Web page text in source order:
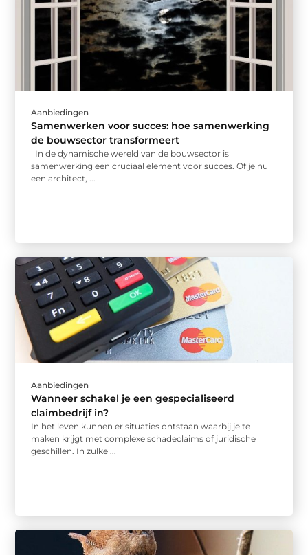
Aanbiedingen
Samenwerken voor succes: hoe samenwerking
de bouwsector transformeert
In de dynamische wereld van de bouwsector is
samenwerking een cruciaal element voor succes. Of je nu
een architect, ...
Aanbiedingen
Wanneer schakel je een gespecialiseerd
claimbedrijf in?
In het leven kunnen er situaties ontstaan waarbij je te
maken krijgt met complexe schadeclaims of juridische
geschillen. In zulke ...